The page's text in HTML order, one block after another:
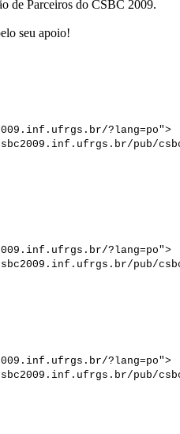
de Parceiros do CSBC 2009.
seu apoio!
?lang=po">
pub/
?lang=po">
pub/
?lang=po">
pub/